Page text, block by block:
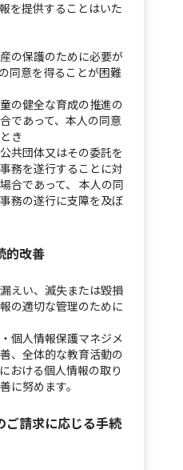
を提供することはいた
の保護のために必要が
同意を得ることが困難
の健全な育成の推進の
であって、本人の同意
き
共団体又はその委託を
務を遂行することに対
合であって、 本人の同
務の遂行に支障を及ぼ
的改善
えい、滅失または毀損
の適切な管理のために
個⼈情報保護マネジメ
、全体的な教育活動の
おける個人情報の取り
に努めます。
ご請求に応じる手続